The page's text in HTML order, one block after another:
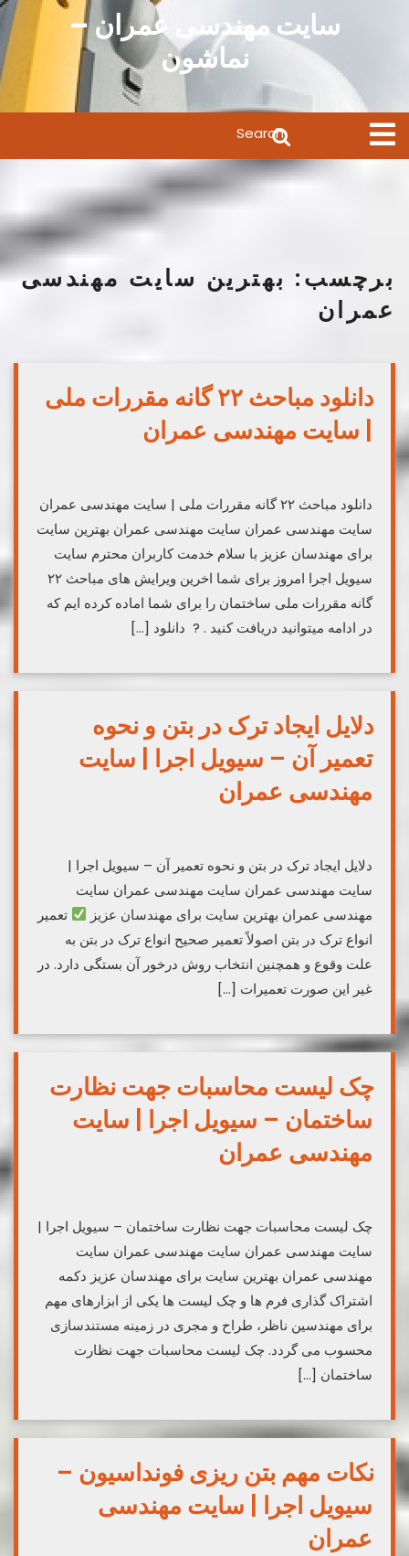
سایت مهندسی عمران –
نماشون
Open
Menu
for:
برچسب: بهترین سایت مهندسی
عمران
دانلود مباحث ۲۲ گانه مقررات ملی
| سایت مهندسی عمران
دانلود مباحث ۲۲ گانه مقررات ملی | سایت مهندسی عمران
سایت مهندسی عمران سایت مهندسی عمران بهترین سایت
برای مهندسان عزیز با سلام خدمت کاربران محترم سایت
سیویل اجرا امروز برای شما اخرین ویرایش های مباحث ۲۲
گانه مقررات ملی ساختمان را برای شما اماده کرده ایم که
در ادامه میتوانید دریافت کنید . ? دانلود […]
دلایل ایجاد ترک در بتن و نحوه
تعمیر آن – سیویل اجرا | سایت
مهندسی عمران
دلایل ایجاد ترک در بتن و نحوه تعمیر آن – سیویل اجرا |
سایت مهندسی عمران سایت مهندسی عمران سایت
مهندسی عمران بهترین سایت برای مهندسان عزیز
تعمیر
انواع ترک در بتن اصولاً تعمیر صحیح انواع ترک در بتن به
علت وقوع و همچنین انتخاب روش درخور آن بستگی دارد‌. در
غیر این صورت تعمیرات […]
چک لیست محاسبات جهت نظارت
ساختمان – سیویل اجرا | سایت
مهندسی عمران
چک لیست محاسبات جهت نظارت ساختمان – سیویل اجرا |
سایت مهندسی عمران سایت مهندسی عمران سایت
مهندسی عمران بهترین سایت برای مهندسان عزیز دکمه
اشتراک گذاری فرم ها و چک لیست ها یکی از ابزارهای مهم
برای مهندسین ناظر، طراح و مجری در زمینه مستندسازی
محسوب می گردد. چک لیست محاسبات جهت نظارت
ساختمان […]
نکات مهم بتن ریزی فونداسیون –
سیویل اجرا | سایت مهندسی
عمران